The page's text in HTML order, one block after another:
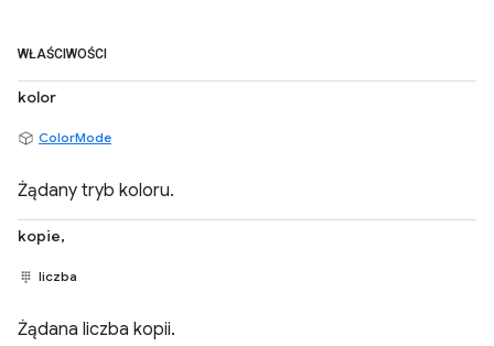
WŁAŚCIWOŚCI
kolor
ColorMode
Żądany tryb koloru.
kopie,
liczba
Żądana liczba kopii.